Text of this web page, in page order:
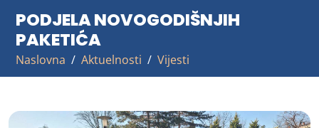
PODJELA NOVOGODIŠNJIH
PAKETIĆA
Naslovna Aktuelnosti Vijesti